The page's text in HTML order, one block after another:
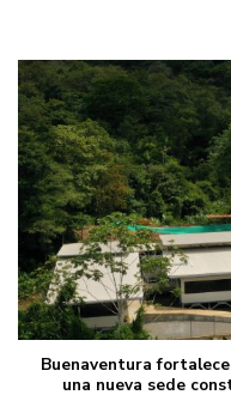
Buenaventura
una nueva sede